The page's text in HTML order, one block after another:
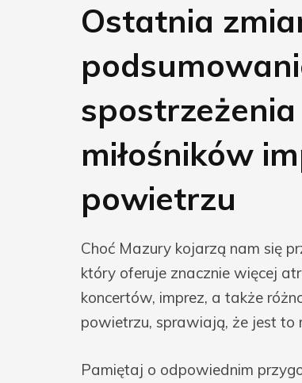
Ostatnia
miłośników
powietrzu
Choć Mazury kojarzą nam się
który oferuje znacznie więcej
koncertów, imprez, a także
powietrzu, sprawiają, że jest to
Pamiętaj o odpowiednim